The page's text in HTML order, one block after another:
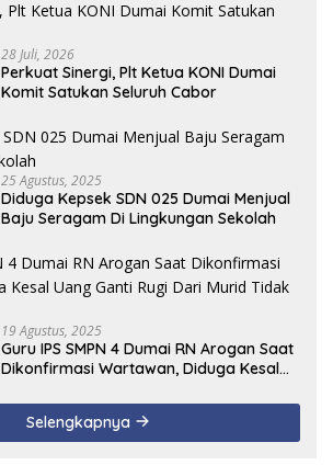
28 Juli, 2026
Perkuat Sinergi, Plt Ketua KONI Dumai
Komit Satukan Seluruh Cabor
25 Agustus, 2025
Diduga Kepsek SDN 025 Dumai Menjual
Baju Seragam Di Lingkungan Sekolah
19 Agustus, 2025
Guru IPS SMPN 4 Dumai RN Arogan Saat
Dikonfirmasi Wartawan, Diduga Kesal
Terealisasi
Selengkapnya